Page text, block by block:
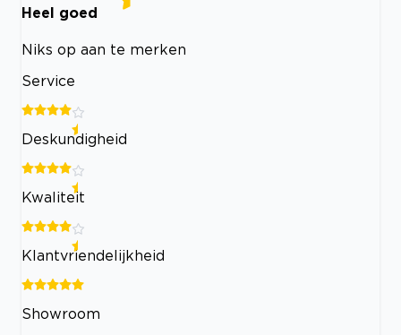
Heel goed
Niks op aan te merken
Service
Deskundigheid
Kwaliteit
Klantvriendelijkheid
Showroom